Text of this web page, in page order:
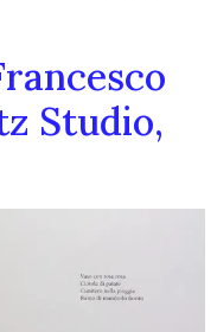
Studio,